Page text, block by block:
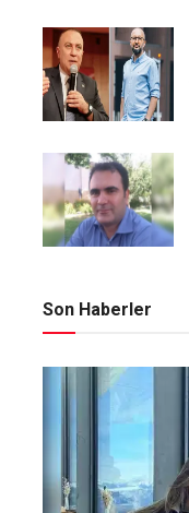
Son Haberler